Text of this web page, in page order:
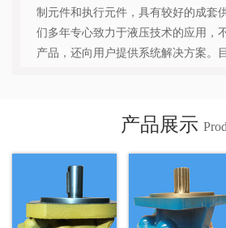
制元件和执行元件，具有较好的成套
们多年专心致力于液压技术的应用，
产品，还向用户提供系统解决方案。
为质量理念；把用户的产品质量和经
基点的质量方针。地址位于古九州之
物流优势明显，热烈欢迎海内外客商
将以可靠的产品，用心的服务为客户
情
产品展示